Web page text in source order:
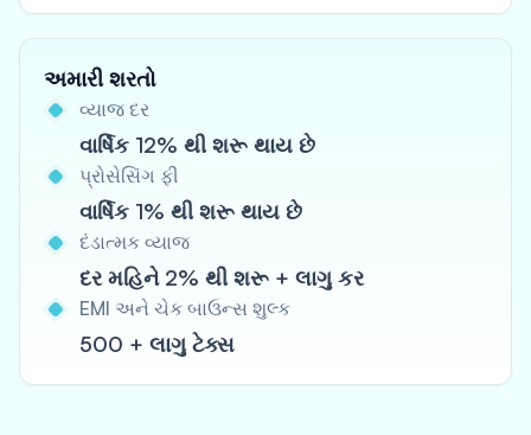
અમારી શરતો
વ્યાજ દર
વાર્ષિક 12% થી શરૂ થાય છે
પ્રોસેસિંગ ફી
વાર્ષિક 1% થી શરૂ થાય છે
દંડાત્મક વ્યાજ
દર મહિને 2% થી શરૂ + લાગુ કર
EMI અને ચેક બાઉન્સ શુલ્ક
500 + લાગુ ટેક્સ